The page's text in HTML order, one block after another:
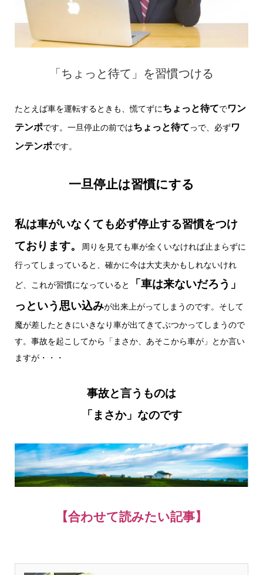
「ちょっと待て」を習慣つける
たとえば車を運転するときも、慌てずにちょっと待てでワン
テンポです。一旦停止の前ではちょっと待てっで、必ずワ
ンテンポです。
一旦停止は習慣にする
私は車がいなくても必ず停止する習慣をつけ
ております。
周りを見ても車が全くいなければ止まらずに
行ってしまっていると、確かに今は大丈夫かもしれないけれ
ど、これが習慣になっていると
「車は来ないだろう」
っという思い込みが出来上がってしまうのです。そして
魔が差したときにいきなり車が出てきてぶつかってしまうので
す。事故を起こしてから「まさか、あそこから車が」とか言い
ますが・・・
事故と言うものは
「まさか」なのです
【合わせて読みたい記事】